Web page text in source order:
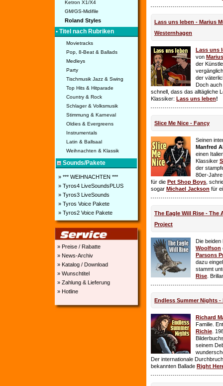
Ketron X1/X4
GM/GS-Midifile
Roland Styles
• Titel nach Rubriken
Movietracks
Pop, 8-Beat & Ballads
Medleys
Party
Tischmusik Jazz & Swing
Top Hits & Hitparade
Country & Rock
Schlager & Volksmusik
Stimmung & Karneval
Oldies & Evergreens
Instrumentals
Latin & Ballsaal
Weihnachten & Klassik
Sounds/Pakete
» *** WEIHNACHTEN ***
» Tyros4 LiveSoundsPLUS
» Tyros3 LiveSounds
» Tyros Voice Pakete
» Tyros2 Voice Pakete
» Preise / Rabatte
» News-Archiv
» Katalog / Download
» Wunschtitel
» Zahlung & Lieferung
» Hotline
Lass uns leben - Marius
Westernhagen
Lass uns
von
der
der
Doch auch
schnell, dass das alltägliche
Klassiker: Lass uns leben!
Slice Me Nice - Fancy
Seinen
Manfred
einen
Klassiker
der
80er-
für die Pet Shop Boys ,
sogar Michael Jackson für
The Eagle Will Rise - The
Project
Die beiden
Woolfson
Parsons
dazu
stammt
Rise .
Endless Summer Nights -
Richard
Familie.
Richie .
seinem
Der internationale
bekannten Ballade Right